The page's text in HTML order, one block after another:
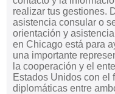
realizar tus gestiones.
asistencia consular o
orientación y
en Chicago está para
una importante
la cooperación y el
Estados Unidos con el
diplomáticas entre